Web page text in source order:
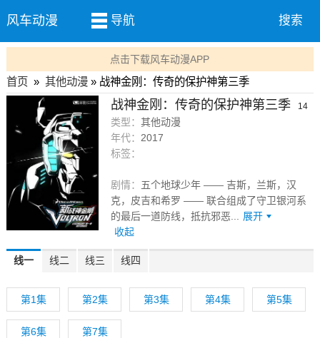
风车动漫 导航 搜索
点击下载风车动漫APP
首页 » 其他动漫» 战神金刚：传奇的保护神第三季
战神金刚：传奇的保护神第三季
14
集
类型：其他动漫
年代： 2017
标签：
剧情： 五个地球少年 —— 吉斯，兰斯，汉
克，皮吉和希罗 —— 联合组成了守卫银河系
的最后一道防线，抵抗邪恶...
展开
收起
线一 线二 线三 线四
第1集 第2集 第3集 第4集 第5集
第6集 第7集